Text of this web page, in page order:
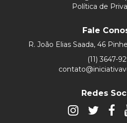
Política de
Fale
R. João Elias Saada, 46
(11) 3647-
Redes